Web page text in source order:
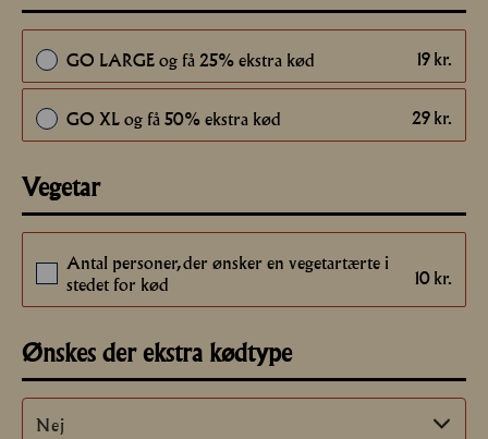
GO LARGE og få 25% ekstra kød 19 kr.
GO XL og få 50% ekstra kød 29 kr.
Vegetar
Antal personer, der ønsker en vegetartærte i
stedet for kød
10 kr.
Ønskes der ekstra kødtype